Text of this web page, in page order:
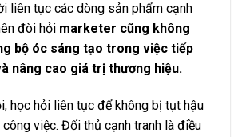
liên tục các dòng sản phẩm cạnh
đòi hỏi marketer cũng không
bộ óc sáng tạo trong việc tiếp
nâng cao giá trị thương hiệu.
học hỏi liên tục để không bị tụt hậu
việc. Đối thủ cạnh tranh là điều